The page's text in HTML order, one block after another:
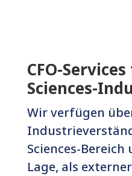
CFO-
Sciences-
Wir verfügen
Sciences-
Lage, als